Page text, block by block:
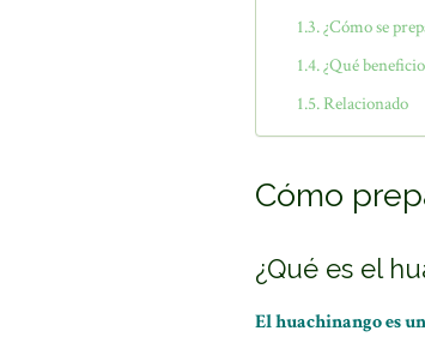
¿Cómo se
¿Qué
Relacionado
Cómo
¿Qué es el
El huachinango es